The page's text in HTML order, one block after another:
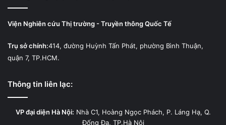
Viện Nghiên cứu Thị trường - Truyền thông Quốc Tế
Trụ sở chính:414, đường Huỳnh Tấn Phát, phường Bình Thuận,
quận 7, TP.HCM.
Thông tin liên lạc:
VP đại diện Hà Nội: Nhà C1, Hoàng Ngọc Phách, P. Láng Hạ, Q.
Đống Đa, TP.Hà Nội